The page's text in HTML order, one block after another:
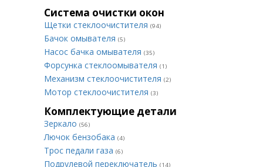
Система очистки окон
Щетки стеклоочистителя (94)
Бачок омывателя (5)
Насос бачка омывателя (35)
Форсунка стеклоомывателя (1)
Механизм стеклоочистителя (2)
Мотор стеклоочистителя (3)
Комплектующие детали
Зеркало (56)
Лючок бензобака (4)
Трос педали газа (6)
Подрулевой переключатель (14)